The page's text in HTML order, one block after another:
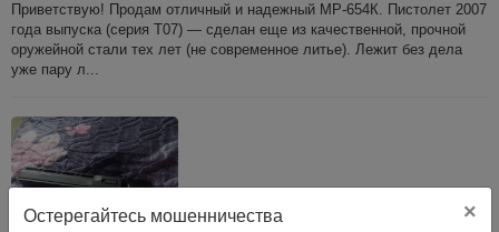
Приветствую! Продам отличный и надежный МР-654К. Пистолет 2007
года выпуска (серия Т07) — сделан еще из качественной, прочной
оружейной стали тех лет (не современное литье). Лежит без дела
уже пару л...
Остерегайтесь мошенничества ×